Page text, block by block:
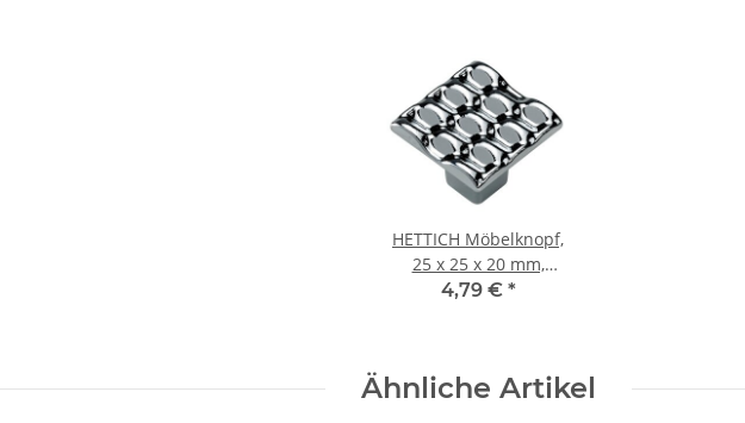
HETTICH Möbelknopf,
25 x 25 x 20 mm,
Zindruckguss
4,79 € *
Ähnliche Artikel